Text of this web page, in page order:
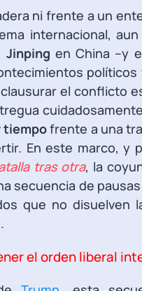
ni frente a un
internacional,
Jinping en China –y
el conflicto
tiempofrente a una
En este marco, y
tras otra, la
secuencia de
que no disuelven
el orden liberal